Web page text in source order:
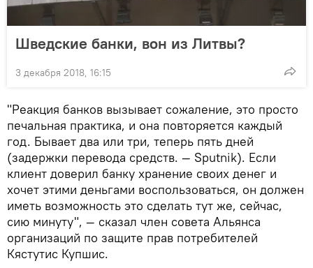
Шведские банки, вон из Литвы?
3 декабря 2018, 16:15
"Реакция банков вызывает сожаление, это просто
печальная практика, и она повторяется каждый
год. Бывает два или три, теперь пять дней
(задержки перевода средств. — Sputnik). Если
клиент доверил банку хранение своих денег и
хочет этими деньгами воспользоваться, он должен
иметь возможность это сделать тут же, сейчас,
сию минуту", — сказал член совета Альянса
организаций по защите прав потребителей
Кястутис Купшис.